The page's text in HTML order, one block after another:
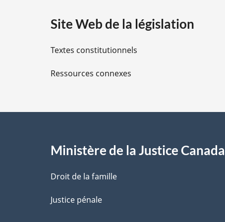
i
l
s
l
a
p
Site Web de la législation
Textes constitutionnels
Ressources connexes
Ministère de la Justice Canada
Droit de la famille
Justice pénale